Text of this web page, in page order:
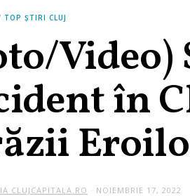
TOP ȘTIRI CLUJ
Video)
în
CLUJCAPITALA.RO NOIEMBRIE 17, 2022